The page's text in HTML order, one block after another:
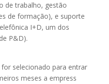
de trabalho, gestão
de formação), e suporte
I+D, um dos
P&D).
selecionado para entrar
meses a empress